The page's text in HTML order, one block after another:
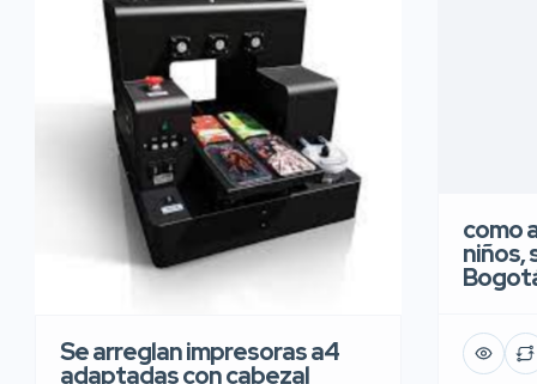
Se arreglan impresoras a4
adaptadas con cabezal
como
niños,